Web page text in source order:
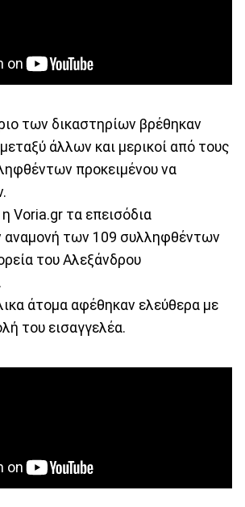
των δικαστηρίων βρέθηκαν
άλλων και μερικοί από τους
προκειμένου να
Voria.gr τα επεισόδια
αναμονή των 109 συλληφθέντων
του Αλεξάνδρου
άτομα αφέθηκαν ελεύθερα με
του εισαγγελέα.